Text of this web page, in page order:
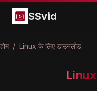
SSvid
होम / Linux के लिए डाउनलोड
Linux